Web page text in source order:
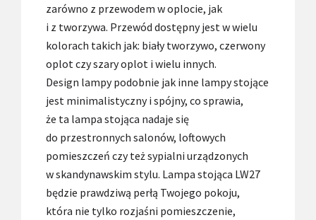
zarówno z przewodem w oplocie, jak
i z tworzywa. Przewód dostępny jest w wielu
kolorach takich jak: biały tworzywo, czerwony
oplot czy szary oplot i wielu innych.
Design lampy podobnie jak inne lampy stojące
jest minimalistyczny i spójny, co sprawia,
że ta lampa stojąca nadaje się
do przestronnych salonów, loftowych
pomieszczeń czy też sypialni urządzonych
w skandynawskim stylu. Lampa stojąca LW27
będzie prawdziwą perłą Twojego pokoju,
która nie tylko rozjaśni pomieszczenie,